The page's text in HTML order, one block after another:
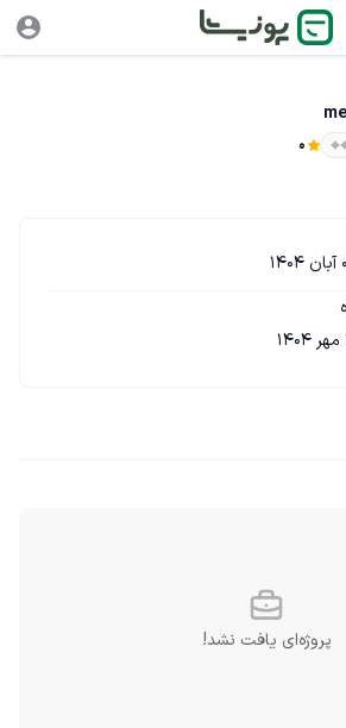
0
پروژه‌ای یافت نشد!